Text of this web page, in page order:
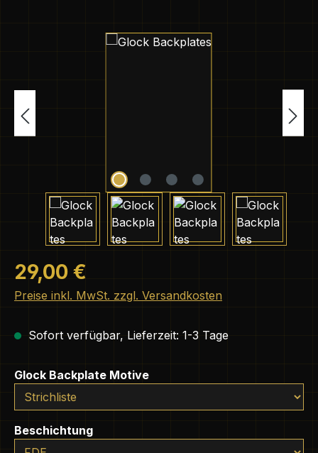
Bildergalerie überspringen
Regulärer Preis:
29,00 €
Preise inkl. MwSt. zzgl. Versandkosten
Sofort verfügbar, Lieferzeit: 1-3 Tage
Glock Backplate Motiveauswählen
Beschichtungauswählen